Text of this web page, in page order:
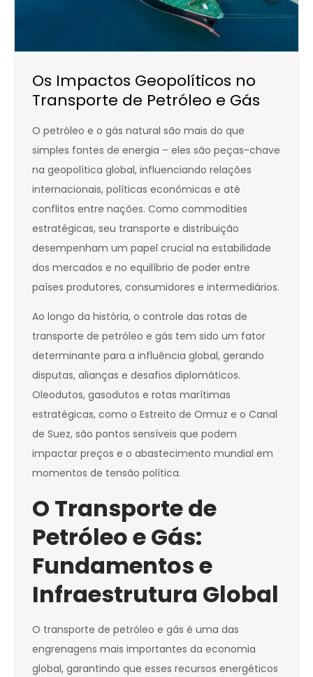
Os Impactos Geopolíticos no
Transporte de Petróleo e Gás
O petróleo e o gás natural são mais do que
simples fontes de energia – eles são peças-chave
na geopolítica global, influenciando relações
internacionais, políticas econômicas e até
conflitos entre nações. Como commodities
estratégicas, seu transporte e distribuição
desempenham um papel crucial na estabilidade
dos mercados e no equilíbrio de poder entre
países produtores, consumidores e intermediários.
Ao longo da história, o controle das rotas de
transporte de petróleo e gás tem sido um fator
determinante para a influência global, gerando
disputas, alianças e desafios diplomáticos.
Oleodutos, gasodutos e rotas marítimas
estratégicas, como o Estreito de Ormuz e o Canal
de Suez, são pontos sensíveis que podem
impactar preços e o abastecimento mundial em
momentos de tensão política.
O Transporte de
Petróleo e Gás:
Fundamentos e
Infraestrutura Global
O transporte de petróleo e gás é uma das
engrenagens mais importantes da economia
global, garantindo que esses recursos energéticos